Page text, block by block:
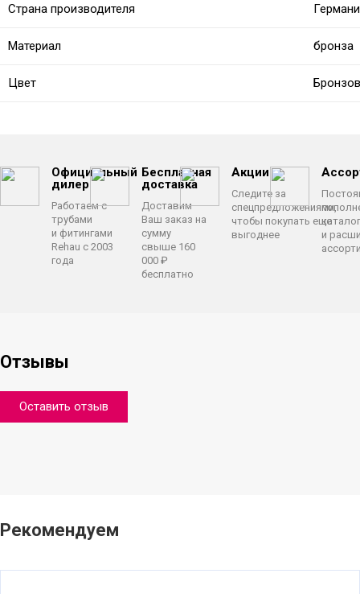
Страна производителя
Материал бронза
Цвет
Официальный
дилер
Работаем с
трубами
и фитингами
Rehau с 2003
года
Бесплатная
доставка
Доставим
Ваш заказ на
сумму
свыше 160
000 ₽
бесплатно
Акции
Следите за
спецпредложениями,
чтобы покупать еще
выгоднее
и
Отзывы
Оставить отзыв
Рекомендуем